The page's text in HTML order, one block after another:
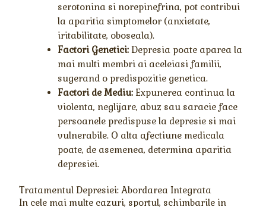
serotonina si norepinefrina, pot contribui
la aparitia simptomelor (anxietate,
iritabilitate, oboseala).
Factori Genetici: Depresia poate aparea la
mai multi membri ai aceleiasi familii,
sugerand o predispozitie genetica.
Factori de Mediu: Expunerea continua la
violenta, neglijare, abuz sau saracie face
persoanele predispuse la depresie si mai
vulnerabile. O alta afectiune medicala
poate, de asemenea, determina aparitia
depresiei.
Tratamentul Depresiei: Abordarea Integrata
In cele mai multe cazuri, sportul, schimbarile in